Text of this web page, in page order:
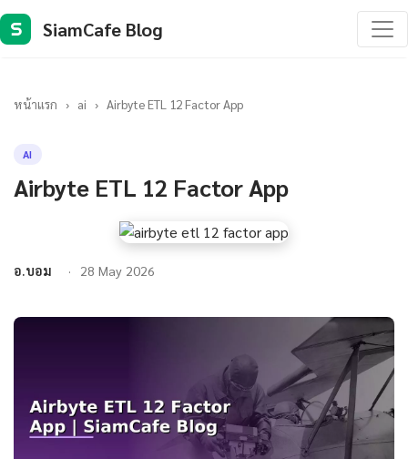
S SiamCafe Blog
หน้าแรก › ai › Airbyte ETL 12 Factor App
AI
Airbyte ETL 12 Factor App
อ.บอม 28 May 2026